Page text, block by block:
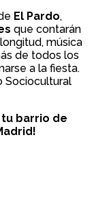
El Pardo,
que contarán
música
de todos los
a la fiesta.
Sociocultural
barrio de